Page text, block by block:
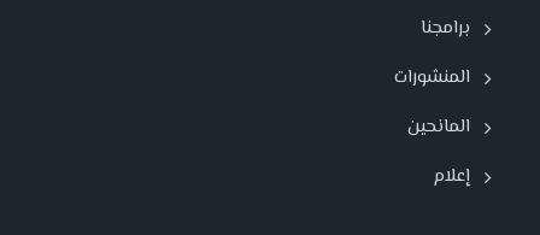
برامجنا
المنشورات
المانحين
إعلام